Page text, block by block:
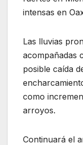
intensas en
Las lluvias
acompañadas
posible caída
como
arroyos.
Continuará el